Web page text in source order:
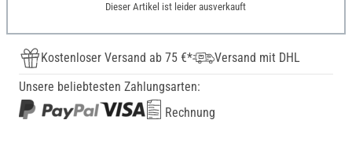
Dieser Artikel ist leider ausverkauft
Kostenloser Versand ab 75 €*
Versand mit DHL
Unsere beliebtesten Zahlungsarten:
Rechnung